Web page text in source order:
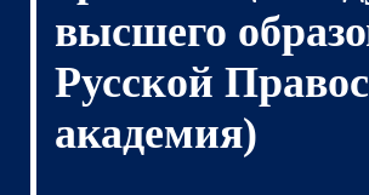
высшего
Русской
академия)